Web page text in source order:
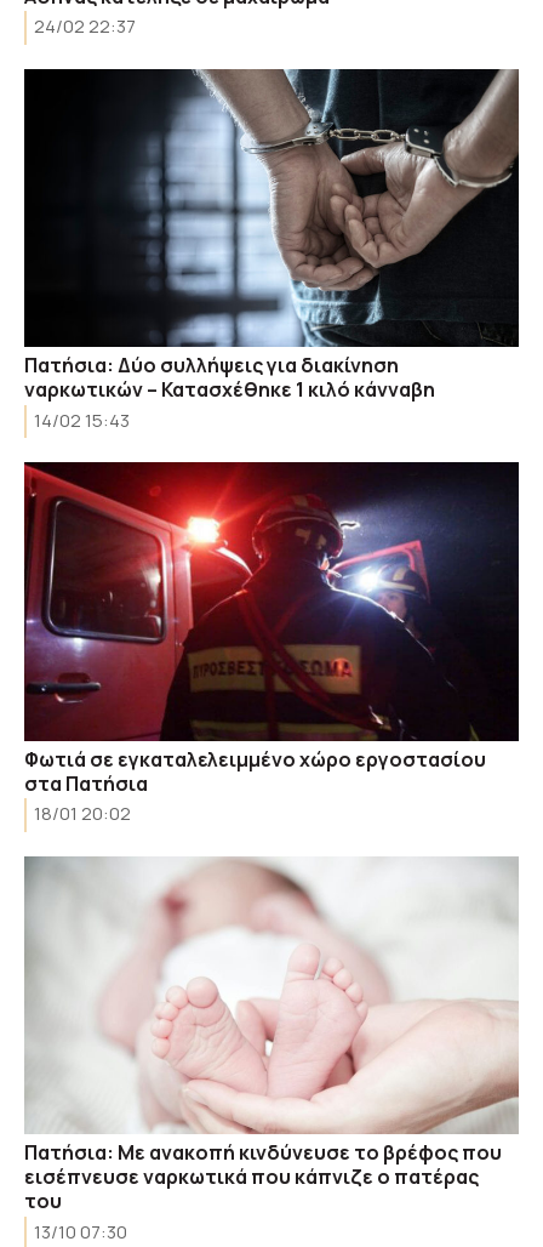
24/02 22:37
Πατήσια: Δύο συλλήψεις για διακίνηση
ναρκωτικών – Κατασχέθηκε 1 κιλό κάνναβη
14/02 15:43
Φωτιά σε εγκαταλελειμμένο χώρο εργοστασίου
στα Πατήσια
18/01 20:02
Πατήσια: Με ανακοπή κινδύνευσε το βρέφος που
εισέπνευσε ναρκωτικά που κάπνιζε ο πατέρας
του
13/10 07:30